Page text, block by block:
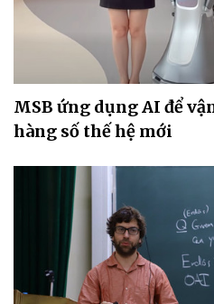
MSB ứng dụng AI để
hàng số thế hệ mới